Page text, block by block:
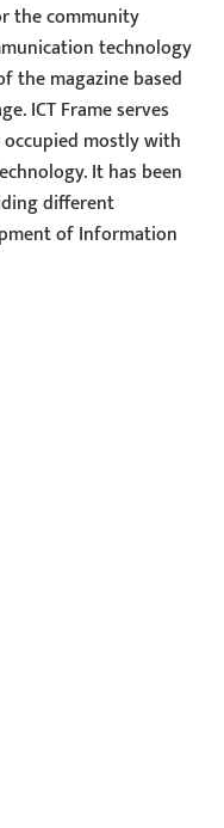
the community
technology
the magazine based
ICT Frame serves
mostly with
It has been
different
of Information